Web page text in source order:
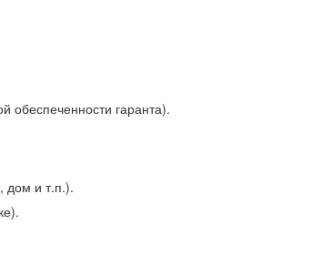
обеспеченности гаранта).
дом и т.п.).